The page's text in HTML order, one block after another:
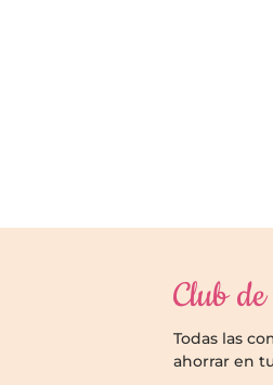
Club
Todas las
ahorrar en